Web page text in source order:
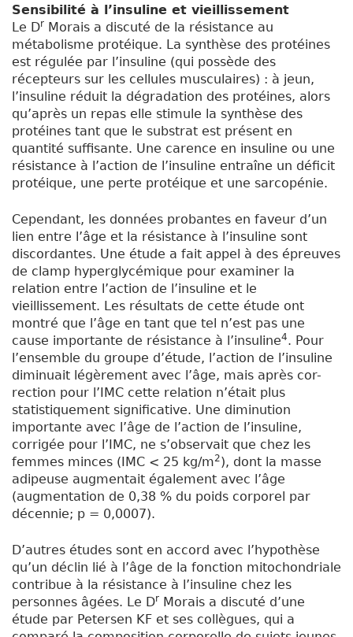
Sensibilité à l’insuline et vieillissement
Le Dr Morais a discuté de la résistance au
métabolisme protéique. La synthèse des protéines
est régulée par l’insuline (qui possède des
récepteurs sur les cellules musculaires) : à jeun,
l’insuline réduit la dégradation des protéines, alors
qu’après un repas elle stimule la synthèse des
protéines tant que le substrat est présent en
quantité suffisante. Une carence en insuline ou une
résistance à l’action de l’insuline entraîne un déficit
protéique, une perte protéique et une sarcopénie.
Cependant, les données probantes en faveur d’un
lien entre l’âge et la résistance à l’insuline sont
discordantes. Une étude a fait appel à des épreuves
de clamp hyperglycémique pour examiner la
relation entre l’action de l’insuline et le
vieillissement. Les résultats de cette étude ont
montré que l’âge en tant que tel n’est pas une
cause importante de résistance à l’insuline4. Pour
l’ensemble du groupe d’étude, l’action de l’insuline
diminuait légèrement avec l’âge, mais après cor-
rection pour l’IMC cette relation n’était plus
statistiquement significative. Une diminution
importante avec l’âge de l’action de l’insuline,
corrigée pour l’IMC, ne s’observait que chez les
femmes minces (IMC < 25 kg/m2), dont la masse
adipeuse augmentait également avec l’âge
(augmentation de 0,38 % du poids corporel par
décennie; p = 0,0007).
D’autres études sont en accord avec l’hypothèse
qu’un déclin lié à l’âge de la fonction mitochondriale
contribue à la résistance à l’insuline chez les
personnes âgées. Le Dr Morais a discuté d’une
étude par Petersen KF et ses collègues, qui a